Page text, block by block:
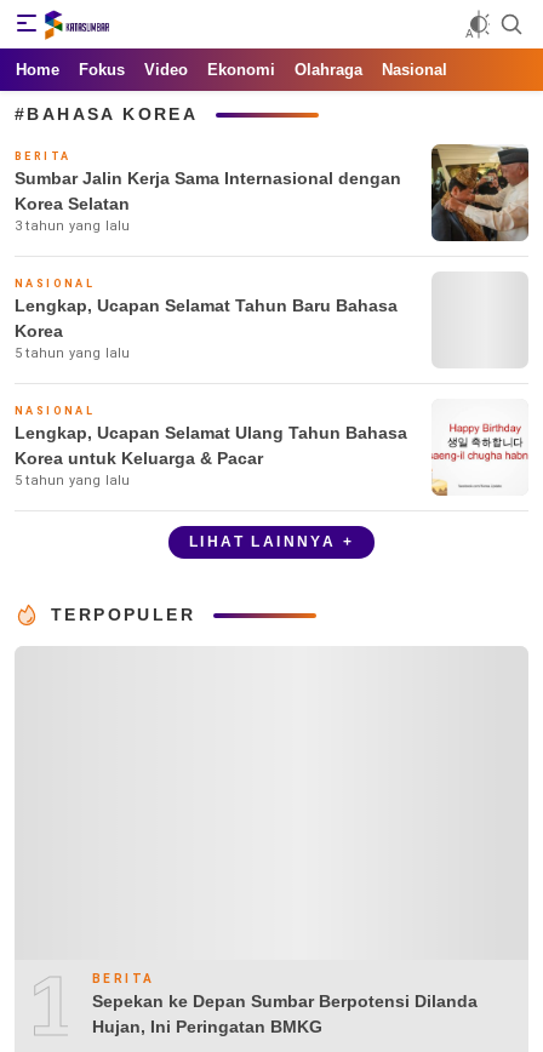
Kata Sumbar
Berita Sumbar Hari Ini
Home Fokus Video Ekonomi Olahraga Nasional
#BAHASA KOREA
BERITA
Sumbar Jalin Kerja Sama Internasional dengan
Korea Selatan
3 tahun yang lalu
NASIONAL
Lengkap, Ucapan Selamat Tahun Baru Bahasa
Korea
5 tahun yang lalu
NASIONAL
Lengkap, Ucapan Selamat Ulang Tahun Bahasa
Korea untuk Keluarga & Pacar
5 tahun yang lalu
LIHAT LAINNYA +
TERPOPULER
1 BERITA
Sepekan ke Depan Sumbar Berpotensi Dilanda
Hujan, Ini Peringatan BMKG